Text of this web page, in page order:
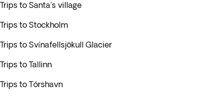
Trips to Santa's village
Trips to Stockholm
Trips to Svínafellsjökull Glacier
Trips to Tallinn
Trips to Tórshavn